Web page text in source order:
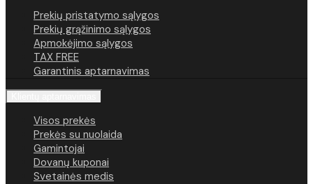
Prekių pristatymo sąlygos
Prekių grąžinimo sąlygos
Apmokėjimo sąlygos
TAX FREE
Garantinis aptarnavimas
Visos prekės
Prekės su nuolaida
Gamintojai
Dovanų kuponai
Svetainės medis